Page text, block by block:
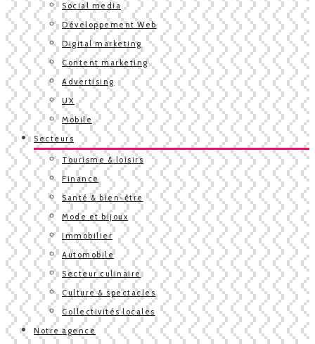
Social media
Développement Web
Digital marketing
Content marketing
Advertising
UX
Mobile
Secteurs
Tourisme & loisirs
Finance
Santé & bien-être
Mode et bijoux
Immobilier
Automobile
Secteur culinaire
Culture & spectacles
Collectivités locales
Notre agence